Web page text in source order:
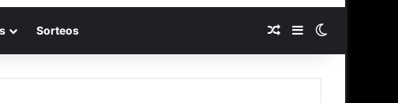
Sorteos Publicación al azar
Barra lateral